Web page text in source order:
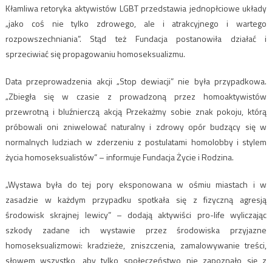
Kłamliwa retoryka aktywistów LGBT przedstawia jednopłciowe układy
„jako coś nie tylko zdrowego, ale i atrakcyjnego i wartego
rozpowszechniania”. Stąd też Fundacja postanowiła działać i
sprzeciwiać się propagowaniu homoseksualizmu.
Data przeprowadzenia akcji „Stop dewiacji” nie była przypadkowa.
„Zbiegła się w czasie z prowadzoną przez homoaktywistów
przewrotną i bluźnierczą akcją Przekażmy sobie znak pokoju, którą
próbowali oni zniwelować naturalny i zdrowy opór budzący się w
normalnych ludziach w zderzeniu z postulatami homolobby i stylem
życia homoseksualistów” – informuje Fundacja Życie i Rodzina.
„Wystawa była do tej pory eksponowana w ośmiu miastach i w
zasadzie w każdym przypadku spotkała się z fizyczną agresją
środowisk skrajnej lewicy” – dodają aktywiści pro-life wyliczając
szkody zadane ich wystawie przez środowiska przyjazne
homoseksualizmowi: kradzieże, zniszczenia, zamalowywanie treści,
słowem wszystko, aby tylko społeczeństwo nie zapoznało się z